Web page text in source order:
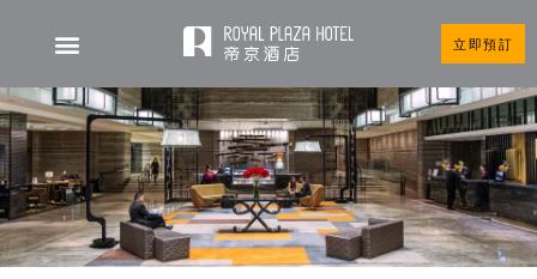
立即預訂